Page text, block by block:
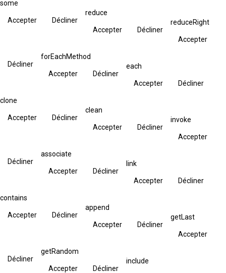
some
Accepter Décliner
reduce
Accepter Décliner
reduceRight
Accepter
Décliner
forEachMethod
Accepter Décliner
each
Accepter Décliner
clone
Accepter Décliner
clean
Accepter Décliner
invoke
Accepter
Décliner
associate
Accepter Décliner
link
Accepter Décliner
contains
Accepter Décliner
append
Accepter Décliner
getLast
Accepter
Décliner
getRandom
Accepter Décliner
include